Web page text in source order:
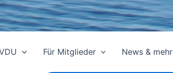
Für Mitglieder News & mehr